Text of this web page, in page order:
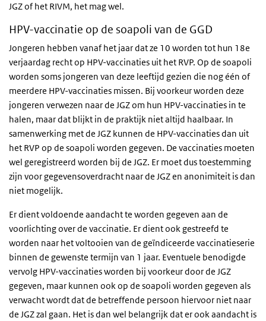
JGZ of het RIVM, het mag wel.
HPV-vaccinatie op de soapoli van de GGD
Jongeren hebben vanaf het jaar dat ze 10 worden tot hun 18e
verjaardag recht op HPV-vaccinaties uit het RVP. Op de soapoli
worden soms jongeren van deze leeftijd gezien die nog één of
meerdere HPV-vaccinaties missen. Bij voorkeur worden deze
jongeren verwezen naar de JGZ om hun HPV-vaccinaties in te
halen, maar dat blijkt in de praktijk niet altijd haalbaar. In
samenwerking met de JGZ kunnen de HPV-vaccinaties dan uit
het RVP op de soapoli worden gegeven. De vaccinaties moeten
wel geregistreerd worden bij de JGZ. Er moet dus toestemming
zijn voor gegevensoverdracht naar de JGZ en anonimiteit is dan
niet mogelijk.
Er dient voldoende aandacht te worden gegeven aan de
voorlichting over de vaccinatie. Er dient ook gestreefd te
worden naar het voltooien van de geïndiceerde vaccinatieserie
binnen de gewenste termijn van 1 jaar. Eventuele benodigde
vervolg HPV-vaccinaties worden bij voorkeur door de JGZ
gegeven, maar kunnen ook op de soapoli worden gegeven als
verwacht wordt dat de betreffende persoon hiervoor niet naar
de JGZ zal gaan. Het is dan wel belangrijk dat er ook aandacht is